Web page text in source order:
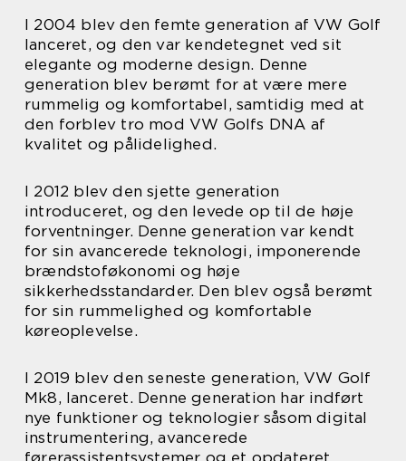
I 2004 blev den femte generation af VW Golf
lanceret, og den var kendetegnet ved sit
elegante og moderne design. Denne
generation blev berømt for at være mere
rummelig og komfortabel, samtidig med at
den forblev tro mod VW Golfs DNA af
kvalitet og pålidelighed.
I 2012 blev den sjette generation
introduceret, og den levede op til de høje
forventninger. Denne generation var kendt
for sin avancerede teknologi, imponerende
brændstoføkonomi og høje
sikkerhedsstandarder. Den blev også berømt
for sin rummelighed og komfortable
køreoplevelse.
I 2019 blev den seneste generation, VW Golf
Mk8, lanceret. Denne generation har indført
nye funktioner og teknologier såsom digital
instrumentering, avancerede
førerassistentsystemer og et opdateret